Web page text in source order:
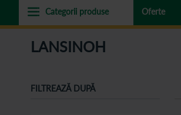
Oferte
LANSINOH
FILTREAZĂ DUPĂ